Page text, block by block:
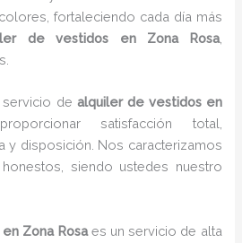
fortaleciendo cada día más
de vestidos en Zona Rosa,
de alquiler de vestidos en
satisfacción total,
y disposición. Nos caracterizamos
siendo ustedes nuestro
en Zona Rosaes un servicio de alta